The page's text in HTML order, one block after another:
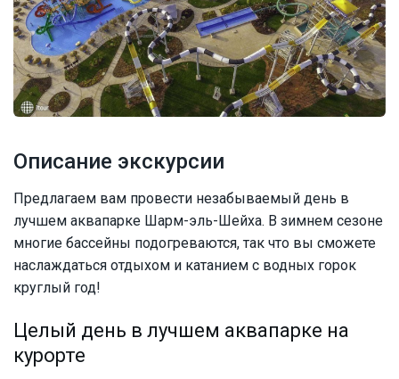
Описание экскурсии
Предлагаем вам провести незабываемый день в
лучшем аквапарке Шарм-эль-Шейха. В зимнем сезоне
многие бассейны подогреваются, так что вы сможете
наслаждаться отдыхом и катанием с водных горок
круглый год!
Целый день в лучшем аквапарке на
курорте